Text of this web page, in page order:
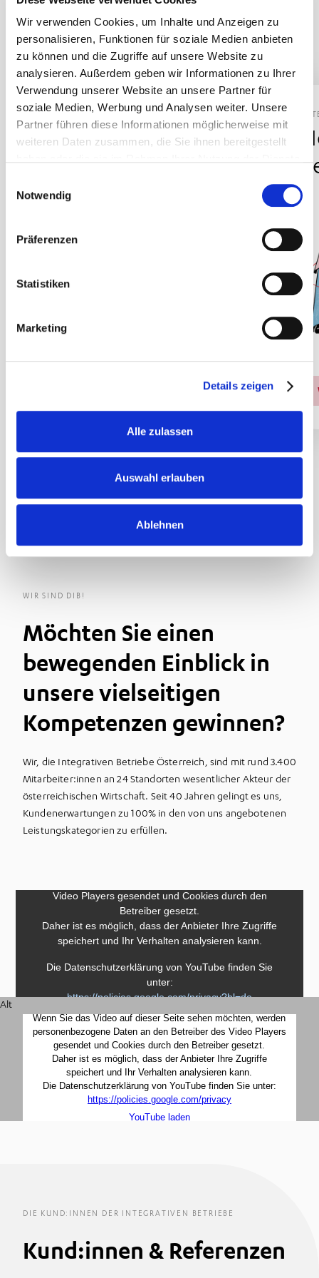
Wir verwenden Cookies, um Inhalte und Anzeigen zu
personalisieren, Funktionen für soziale Medien anbieten
zu können und die Zugriffe auf unsere Website zu
analysieren. Außerdem geben wir Informationen zu Ihrer
Verwendung unserer Website an unsere Partner für
soziale Medien, Werbung und Analysen weiter. Unsere
Partner führen diese Informationen möglicherweise mit
weiteren Daten zusammen, die Sie ihnen bereitgestellt
Notwendig
Präferenzen
Statistiken
Marketing
Details zeigen
Alle zulassen
Auswahl erlauben
Ablehnen
unser großes Know-How und unsere hohe Verlässlichkeit.
KATEGORIE
E-Technik &
WIR SIND DIB!
Möchten Sie einen
bewegenden Einblick in
unsere vielseitigen
Kompetenzen gewinnen?
Wir, die Integrativen Betriebe Österreich, sind mit rund 3.400
Mitarbeiter:innen an 24 Standorten wesentlicher Akteur der
österreichischen Wirtschaft. Seit 40 Jahren gelingt es uns,
Kundenerwartungen zu 100% in den von uns angebotenen
Leistungskategorien zu erfüllen.
Alt
DIE KUND:INNEN DER INTEGRATIVEN BETRIEBE
Kund:innen & Referenzen